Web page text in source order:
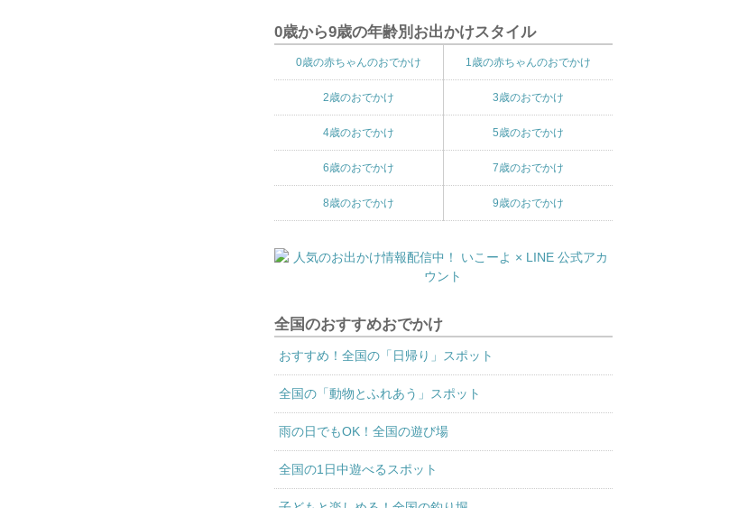
0歳から9歳の年齢別お出かけスタイル
0歳の赤ちゃんのおでかけ 1歳の赤ちゃんのおでかけ
2歳のおでかけ 3歳のおでかけ
4歳のおでかけ 5歳のおでかけ
6歳のおでかけ 7歳のおでかけ
8歳のおでかけ 9歳のおでかけ
全国のおすすめおでかけ
おすすめ！全国の「日帰り」スポット
全国の「動物とふれあう」スポット
雨の日でもOK！全国の遊び場
全国の1日中遊べるスポット